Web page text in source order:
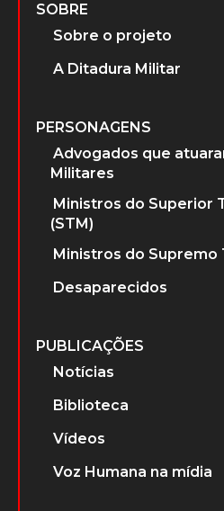
SOBRE
Sobre o projeto
A Ditadura Militar
PERSONAGENS
Advogados que
Militares
Ministros do Superior
(STM)
Ministros do Supremo
Desaparecidos
PUBLICAÇÕES
Notícias
Biblioteca
Vídeos
Voz Humana na mídia